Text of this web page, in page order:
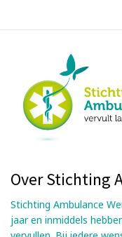
Over Stichting
Stichting Ambulance
jaar en inmiddels